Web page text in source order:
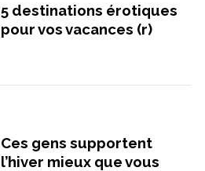
5 destinations érotiques
pour vos vacances (r)
Ces gens supportent
l’hiver mieux que vous